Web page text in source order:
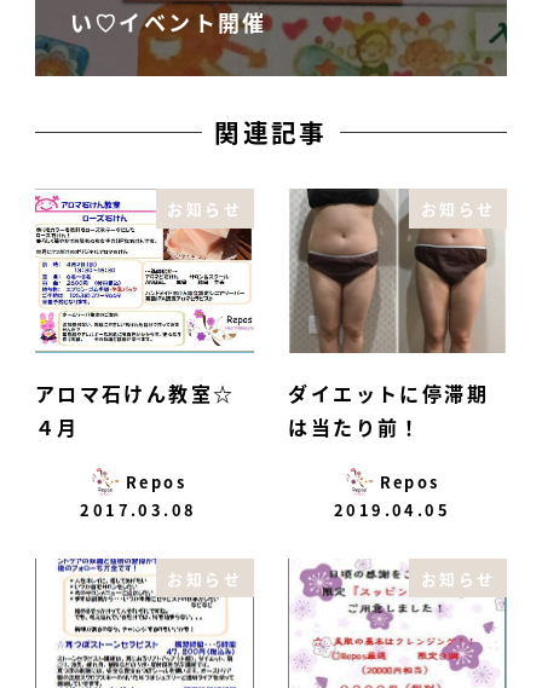
い♡イベント開催
関連記事
お知らせ
アロマ石けん教室☆
４月
Repos
2017.03.08
お知らせ
ダイエットに停滞期
は当たり前！
Repos
2019.04.05
お知らせ お知らせ